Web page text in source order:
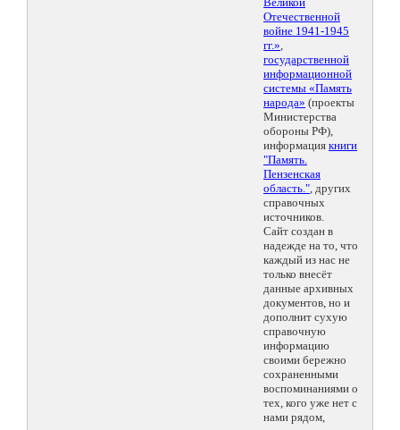
Отечественной
войне 1941-1945
гг.»,
государственной
информационной
системы «Память
народа» (проекты
Министерства
обороны РФ),
информация книги
"Память.
Пензенская
область.", других
справочных
источников.
Сайт создан в
надежде на то, что
каждый из нас не
только внесёт
данные архивных
документов, но и
дополнит сухую
справочную
информацию
своими бережно
сохраненными
воспоминаниями о
тех, кого уже нет с
нами рядом,